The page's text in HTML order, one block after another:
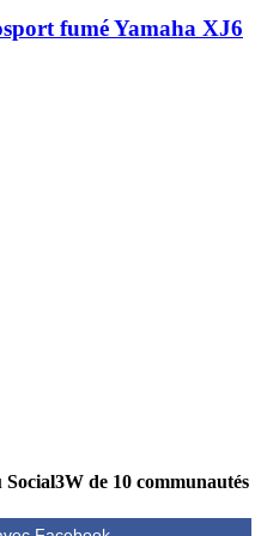
fumé Yamaha XJ6
de 10 communautés